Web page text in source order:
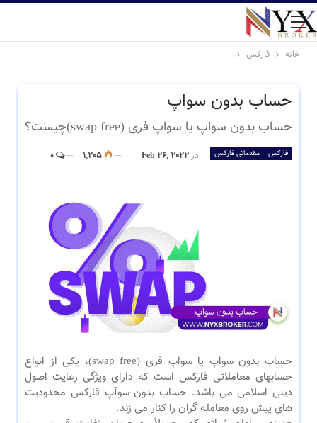
خانه فارکس
حساب بدون سواپ
حساب بدون سواپ یا سواپ فری (swap free)چیست؟
فارکس مقدماتی فارکس در Feb 26, 2022
1,205
حساب بدون سواپ یا سواپ فری (swap free)، یکی از انواع
حسابهای معاملاتی فارکس است که دارای ویژگی رعایت اصول
دینی اسلامی می باشد. حساب بدون سوآپ فارکس محدودیت
های پیش روی معامله گران را کنار می زند.